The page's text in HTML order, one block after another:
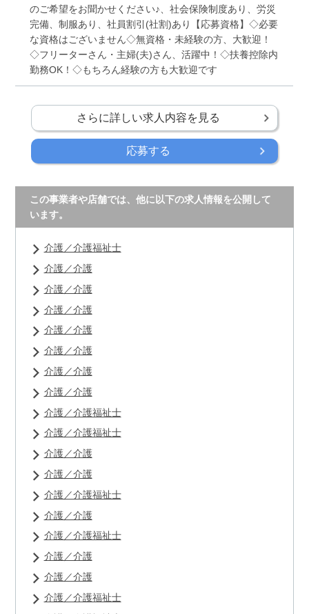
のご希望をお聞かせください♪、社会保険制度あり、労災
完備、制服あり、社員割引(社割)あり【応募資格】◇必要
な資格はございません◇無資格・未経験の方、大歓迎！
◇フリーターさん・主婦(夫)さん、活躍中！◇扶養控除内
勤務OK！◇もちろん経験の方も大歓迎です
さらに詳しい求人内容を見る
応募する
この事業者や店舗では、他に以下の求人情報を公開して
います。
介護／介護福祉士
介護／介護
介護／介護
介護／介護
介護／介護
介護／介護
介護／介護
介護／介護
介護／介護福祉士
介護／介護福祉士
介護／介護
介護／介護
介護／介護福祉士
介護／介護
介護／介護福祉士
介護／介護
介護／介護
介護／介護福祉士